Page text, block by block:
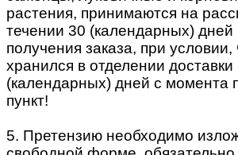
растения, принимаются на
течении 30 (календарных) дней
получения заказа, при условии,
хранился в отделении
(календарных) дней с момента
пункт!
5. Претензию необходимо